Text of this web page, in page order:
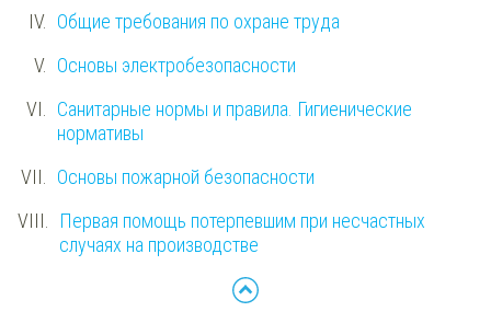
Общие требования по охране труда
Основы электробезопасности
Санитарные нормы и правила. Гигиенические
нормативы
Основы пожарной безопасности
Первая помощь потерпевшим при несчастных
случаях на производстве